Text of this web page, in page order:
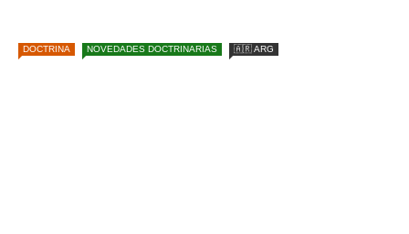
DOCTRINA NOVEDADES DOCTRINARIAS 🇦🇷 ARG